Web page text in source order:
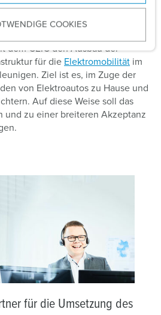
COOKIES
die Elektromobilität?
dem GEIG den Ausbau der
für die Elektromobilität im
Ziel ist es, im Zuge der
von Elektroautos zu Hause und
Auf diese Weise soll das
und zu einer breiteren Akzeptanz
für die Umsetzung des